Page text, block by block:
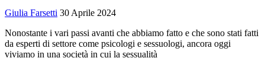
Giulia Farsetti 30 Aprile 2024
Nonostante i vari passi avanti che abbiamo fatto e che sono stati fatti
da esperti di settore come psicologi e sessuologi, ancora oggi
viviamo in una società in cui la sessualità